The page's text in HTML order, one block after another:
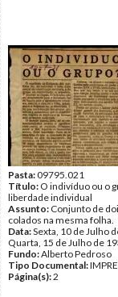
Pasta:09795.021
Título: O indivíduo ou o
liberdade individual
Assunto: Conjunto de
colados na mesma folha.
Data:Sexta, 10 de Julho
Quarta, 15 de Julho de
Fundo:Alberto Pedroso
Tipo Documental:
Página(s):2